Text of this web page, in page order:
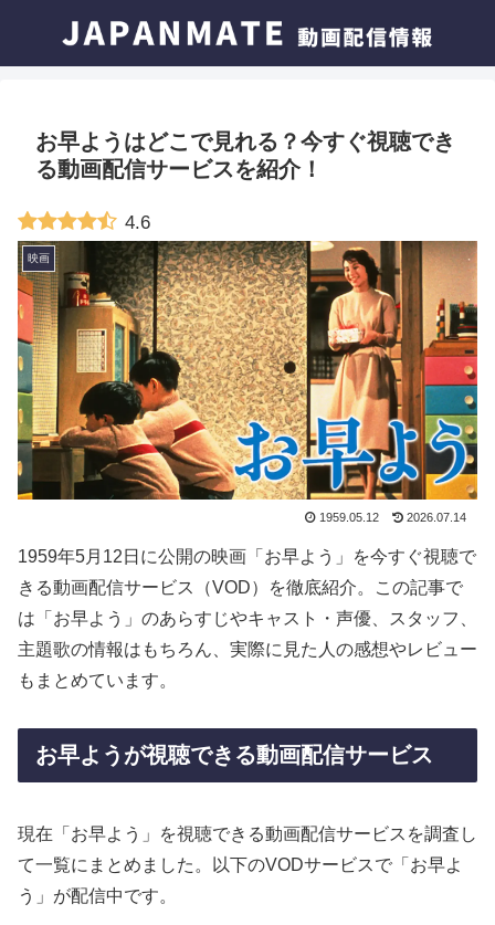
お早ようはどこで見れる？今すぐ視聴でき
る動画配信サービスを紹介！
4.6
映画
1959.05.12 2026.07.14
1959年5月12日に公開の映画「お早よう」を今すぐ視聴で
きる動画配信サービス（VOD）を徹底紹介。この記事で
は「お早よう」のあらすじやキャスト・声優、スタッフ、
主題歌の情報はもちろん、実際に見た人の感想やレビュー
もまとめています。
お早ようが視聴できる動画配信サービス
現在「お早よう」を視聴できる動画配信サービスを調査し
て一覧にまとめました。以下のVODサービスで「お早よ
う」が配信中です。